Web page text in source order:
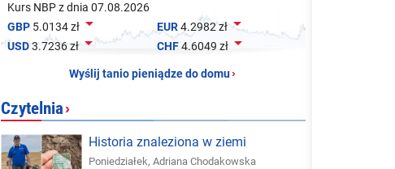
Kurs NBP z dnia 07.08.2026
GBP 5.0134 zł  EUR4.2982 zł
USD3.7236 zł CHF4.6049 zł
Wyślij tanio pieniądze do domu›
Czytelnia›
Historia znaleziona w ziemi
Poniedziałek,Adriana Chodakowska